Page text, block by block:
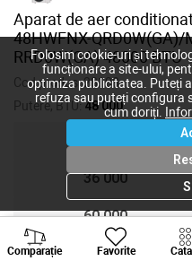
Aparat de aer
48HWFNX-QRD0W(GA)/
RRD0W(GA) 48000 BTU
Cod produs:28108
Putere, BTU:48 000
36 000
60 000
Comparație Favorite
Folosim cookie-uri și
funcționare a site-ului,
optimiza publicitatea. Puteți
refuza sau puteți configura
cum doriți.